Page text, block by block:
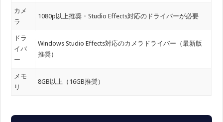
カメ
ラ
1080p以上推奨・Studio Effects対応のドライバーが必要
ドラ
イバ
ー
Windows Studio Effects対応のカメラドライバー（最新版
推奨）
メモ
リ
8GB以上（16GB推奨）